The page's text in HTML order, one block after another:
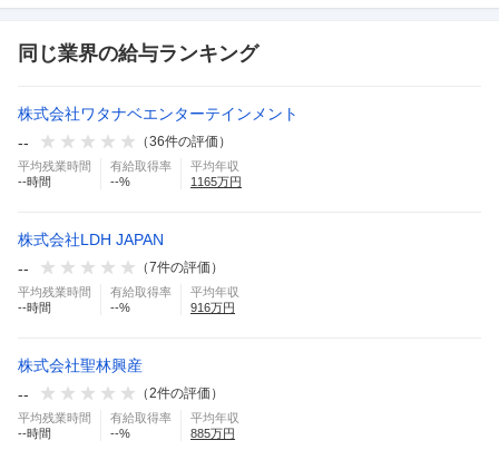
同じ業界の給与ランキング
株式会社ワタナベエンターテインメント
--
（36件の評価）
平均残業時間
--時間
有給取得率
--%
平均年収
1165万円
株式会社LDH JAPAN
--
（7件の評価）
平均残業時間
--時間
有給取得率
--%
平均年収
916万円
株式会社聖林興産
--
（2件の評価）
平均残業時間
--時間
有給取得率
--%
平均年収
885万円